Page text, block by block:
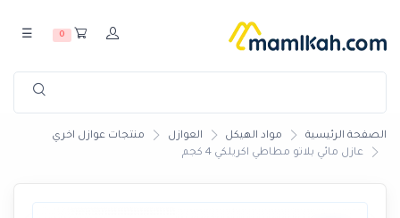
0
☰
الصفحة الرئيسية مواد الهيكل العوازل
منتجات عوازل اخري
عازل مائي بلاتو مطاطي اكريلكي 4 كجم